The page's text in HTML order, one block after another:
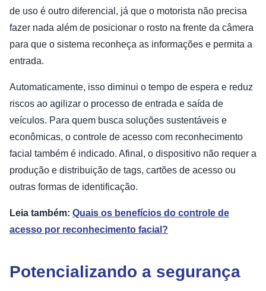
de uso é outro diferencial, já que o motorista não precisa
fazer nada além de posicionar o rosto na frente da câmera
para que o sistema reconheça as informações e permita a
entrada.
Automaticamente, isso diminui o tempo de espera e reduz
riscos ao agilizar o processo de entrada e saída de
veículos. Para quem busca soluções sustentáveis e
econômicas, o controle de acesso com reconhecimento
facial também é indicado. Afinal, o dispositivo não requer a
produção e distribuição de tags, cartões de acesso ou
outras formas de identificação.
Leia também: Quais os benefícios do controle de
acesso por reconhecimento facial?
Potencializando a segurança